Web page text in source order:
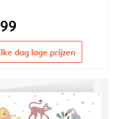
dag lage prijzen